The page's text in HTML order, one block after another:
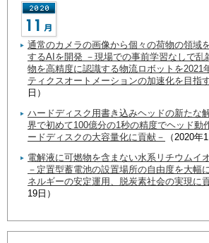
通常のカメラの画像から個々の荷物の領域
するAIを開発 －現場での事前学習なしで乱
物を高精度に認識する物流ロボットを2021
ティクスオートメーションの加速化を目指
日）
ハードディスク用書き込みヘッドの新たな
界で初めて100億分の1秒の精度でヘッド動
ードディスクの大容量化に貢献－
（2020年
電解液に可燃物を含まない水系リチウムイ
－定置型蓄電池の設置場所の自由度を大幅
ネルギーの安定運用、脱炭素社会の実現に
19日）